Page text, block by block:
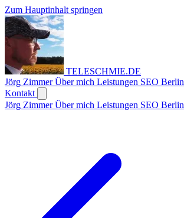
Zum Hauptinhalt springen
TELESCHMIE.DE
Jörg ZimmerÜber mich Leistungen SEO Berlin
Kontakt
Jörg ZimmerÜber mich Leistungen SEO Berlin